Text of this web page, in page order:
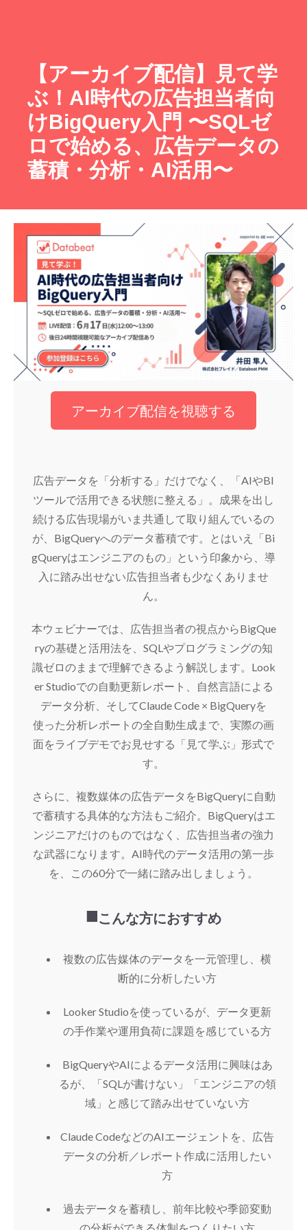
【アーカイブ配信】見て学
ぶ！AI時代の広告担当者向
けBigQuery入門 〜SQLゼ
ロで始める、広告データの
蓄積・分析・AI活用〜
アーカイブ配信を視聴する
広告データを「分析する」だけでなく、「AIやBI
ツールで活用できる状態に整える」。成果を出し
続ける広告現場がいま共通して取り組んでいるの
が、BigQueryへのデータ蓄積です。とはいえ「Bi
gQueryはエンジニアのもの」という印象から、導
入に踏み出せない広告担当者も少なくありませ
ん。
本ウェビナーでは、広告担当者の視点からBigQue
ryの基礎と活用法を、SQLやプログラミングの知
識ゼロのままで理解できるよう解説します。Look
er Studioでの自動更新レポート、自然言語による
データ分析、そしてClaude Code × BigQueryを
使った分析レポートの全自動生成まで、実際の画
面をライブデモでお見せする「見て学ぶ」形式で
す。
さらに、複数媒体の広告データをBigQueryに自動
で蓄積する具体的な方法もご紹介。BigQueryはエ
ンジニアだけのものではなく、広告担当者の強力
な武器になります。AI時代のデータ活用の第一歩
を、この60分で一緒に踏み出しましょう。
■こんな方におすすめ
複数の広告媒体のデータを一元管理し、横
断的に分析したい方
Looker Studioを使っているが、データ更新
の手作業や運用負荷に課題を感じている方
BigQueryやAIによるデータ活用に興味はあ
るが、「SQLが書けない」「エンジニアの領
域」と感じて踏み出せていない方
Claude CodeなどのAIエージェントを、広告
データの分析／レポート作成に活用したい
方
過去データを蓄積し、前年比較や季節変動
の分析ができる体制をつくりたい方